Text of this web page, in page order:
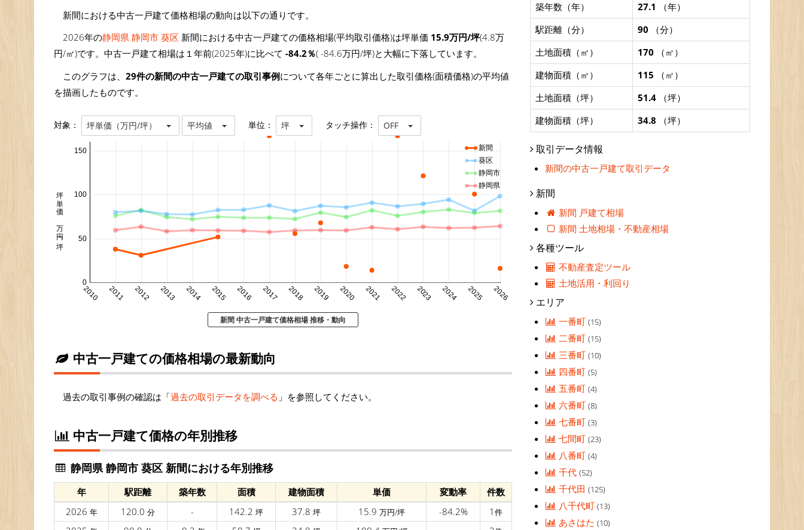
新間における中古一戸建て価格相場の動向は以下の通りです。
2026年の静岡県 静岡市 葵区 新間における中古一戸建ての価格相場(平均取引価格)は坪単価 15.9万円/坪(4.8万
円/㎡)です。中古一戸建て相場は１年前(2025年)に比べて -84.2％( -84.6万円/坪)と大幅に下落しています。
このグラフは、 29件の新間の中古一戸建ての取引事例について各年ごとに算出した取引価格(面積価格)の平均値
を描画したものです。
対象： 坪単価（万円/坪） 平均値 単位： 坪 タッチ操作： OFF
2010 2011 2012 2013 2014 2015 2016 2017 2018 2019 2020 2021 2022 2023 2024 2025 2026
0
50
100
150
坪単価 万円/坪
新間
葵区
静岡市
静岡県
新間 中古一戸建て価格相場 推移・動向
中古一戸建ての価格相場の最新動向
過去の取引事例の確認は「過去の取引データを調べる 」を参照してください。
中古一戸建て価格の年別推移
静岡県 静岡市 葵区 新間における年別推移
年 駅距離 築年数 面積 建物面積 単価 変動率
件数
2026 年 120.0 分 - 142.2 坪 37.8 坪 15.9 万円/坪 -84.2% 1 件
築年数（年）
27.1 （年）
駅距離（分）
90 （分）
土地面積（㎡）
170 （㎡）
建物面積（㎡）
115 （㎡）
土地面積（坪）
51.4 （坪）
建物面積（坪）
34.8 （坪）
取引データ情報
新間の中古一戸建て取引データ
新間
新間 戸建て相場
新間 土地相場・不動産相場
各種ツール
不動産査定ツール
土地活用・利回り
エリア
一番町(15)
二番町(15)
三番町(10)
四番町(5)
五番町(4)
六番町(8)
七番町(3)
七間町(23)
八番町(4)
千代(52)
千代田(125)
八千代町(13)
あさはた(10)